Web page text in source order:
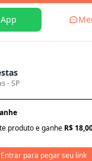
- SP
produto e ganhe R$
Entrar para pegar seu link